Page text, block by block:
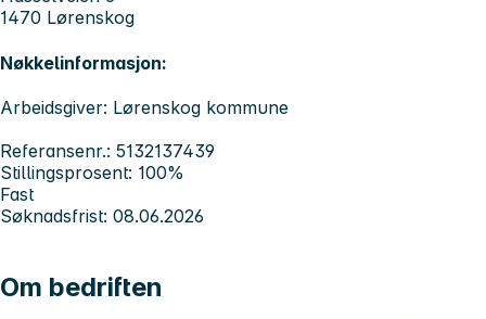
1470 Lørenskog
Nøkkelinformasjon:
Arbeidsgiver: Lørenskog kommune
Referansenr.: 5132137439
Stillingsprosent: 100%
Fast
Søknadsfrist: 08.06.2026
Om bedriften